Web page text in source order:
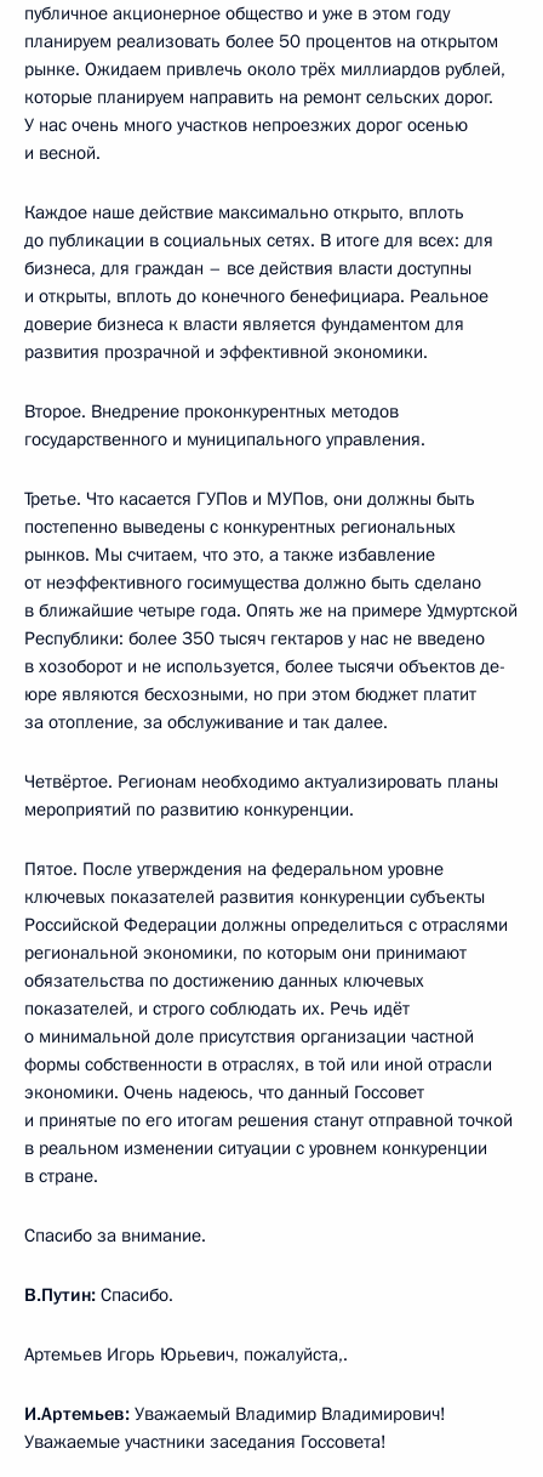
публичное акционерное общество и уже в этом году
планируем реализовать более 50 процентов на открытом
рынке. Ожидаем привлечь около трёх миллиардов рублей,
которые планируем направить на ремонт сельских дорог.
У нас очень много участков непроезжих дорог осенью
и весной.
Каждое наше действие максимально открыто, вплоть
до публикации в социальных сетях. В итоге для всех: для
бизнеса, для граждан – все действия власти доступны
и открыты, вплоть до конечного бенефициара. Реальное
доверие бизнеса к власти является фундаментом для
развития прозрачной и эффективной экономики.
Второе. Внедрение проконкурентных методов
государственного и муниципального управления.
Третье. Что касается ГУПов и МУПов, они должны быть
постепенно выведены с конкурентных региональных
рынков. Мы считаем, что это, а также избавление
от неэффективного госимущества должно быть сделано
в ближайшие четыре года. Опять же на примере Удмуртской
Республики: более 350 тысяч гектаров у нас не введено
в хозоборот и не используется, более тысячи объектов де-
юре являются бесхозными, но при этом бюджет платит
за отопление, за обслуживание и так далее.
Четвёртое. Регионам необходимо актуализировать планы
мероприятий по развитию конкуренции.
Пятое. После утверждения на федеральном уровне
ключевых показателей развития конкуренции субъекты
Российской Федерации должны определиться с отраслями
региональной экономики, по которым они принимают
обязательства по достижению данных ключевых
показателей, и строго соблюдать их. Речь идёт
о минимальной доле присутствия организации частной
формы собственности в отраслях, в той или иной отрасли
экономики. Очень надеюсь, что данный Госсовет
и принятые по его итогам решения станут отправной точкой
в реальном изменении ситуации с уровнем конкуренции
в стране.
Спасибо за внимание.
В.Путин: Спасибо.
Артемьев Игорь Юрьевич, пожалуйста,.
И.Артемьев: Уважаемый Владимир Владимирович!
Уважаемые участники заседания Госсовета!